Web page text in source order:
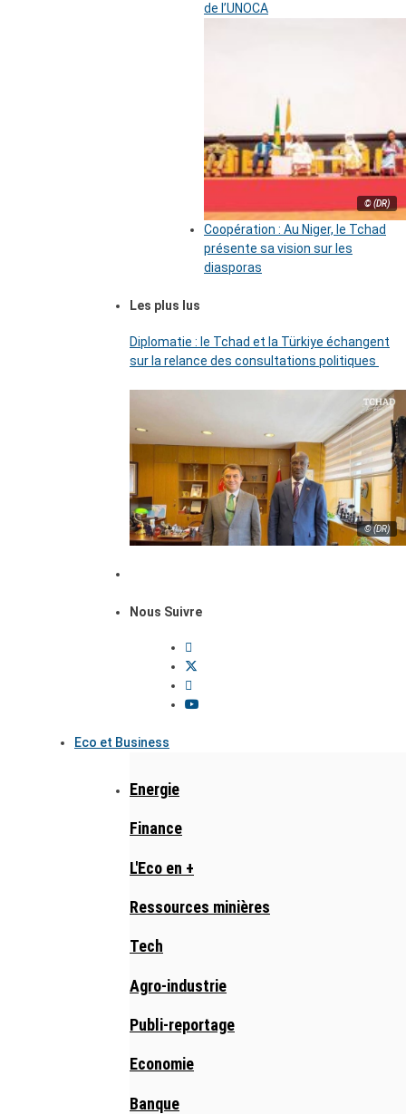
de l’UNOCA
© (DR)
Coopération : Au Niger, le Tchad
présente sa vision sur les
diasporas
Les plus lus
Diplomatie : le Tchad et la Türkiye échangent
sur la relance des consultations politiques
© (DR)
Nous Suivre
Eco et Business
Energie
Finance
L'Eco en +
Ressources minières
Tech
Agro-industrie
Publi-reportage
Economie
Banque